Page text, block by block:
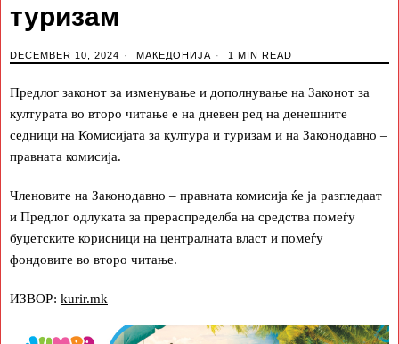
туризам
DECEMBER 10, 2024 МАКЕДОНИЈА 1 MIN READ
Предлог законот за изменување и дополнување на Законот за
културата во второ читање е на дневен ред на денешните
седници на Комисијата за култура и туризам и на Законодавно –
правната комисија.
Членовите на Законодавно – правната комисија ќе ја разгледаат
и Предлог одлуката за прераспределба на средства помеѓу
буџетските корисници на централната власт и помеѓу
фондовите во второ читање.
ИЗВОР: kurir.mk